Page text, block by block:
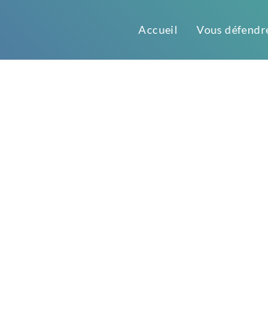
Accueil Vous